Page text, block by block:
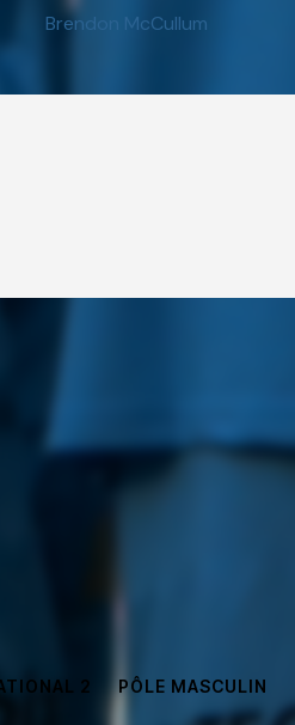
Brendon McCullum
2 PÔLE MASCULIN